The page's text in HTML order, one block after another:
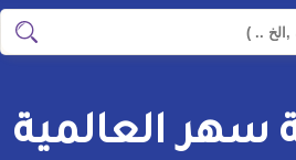
سهر العالمية